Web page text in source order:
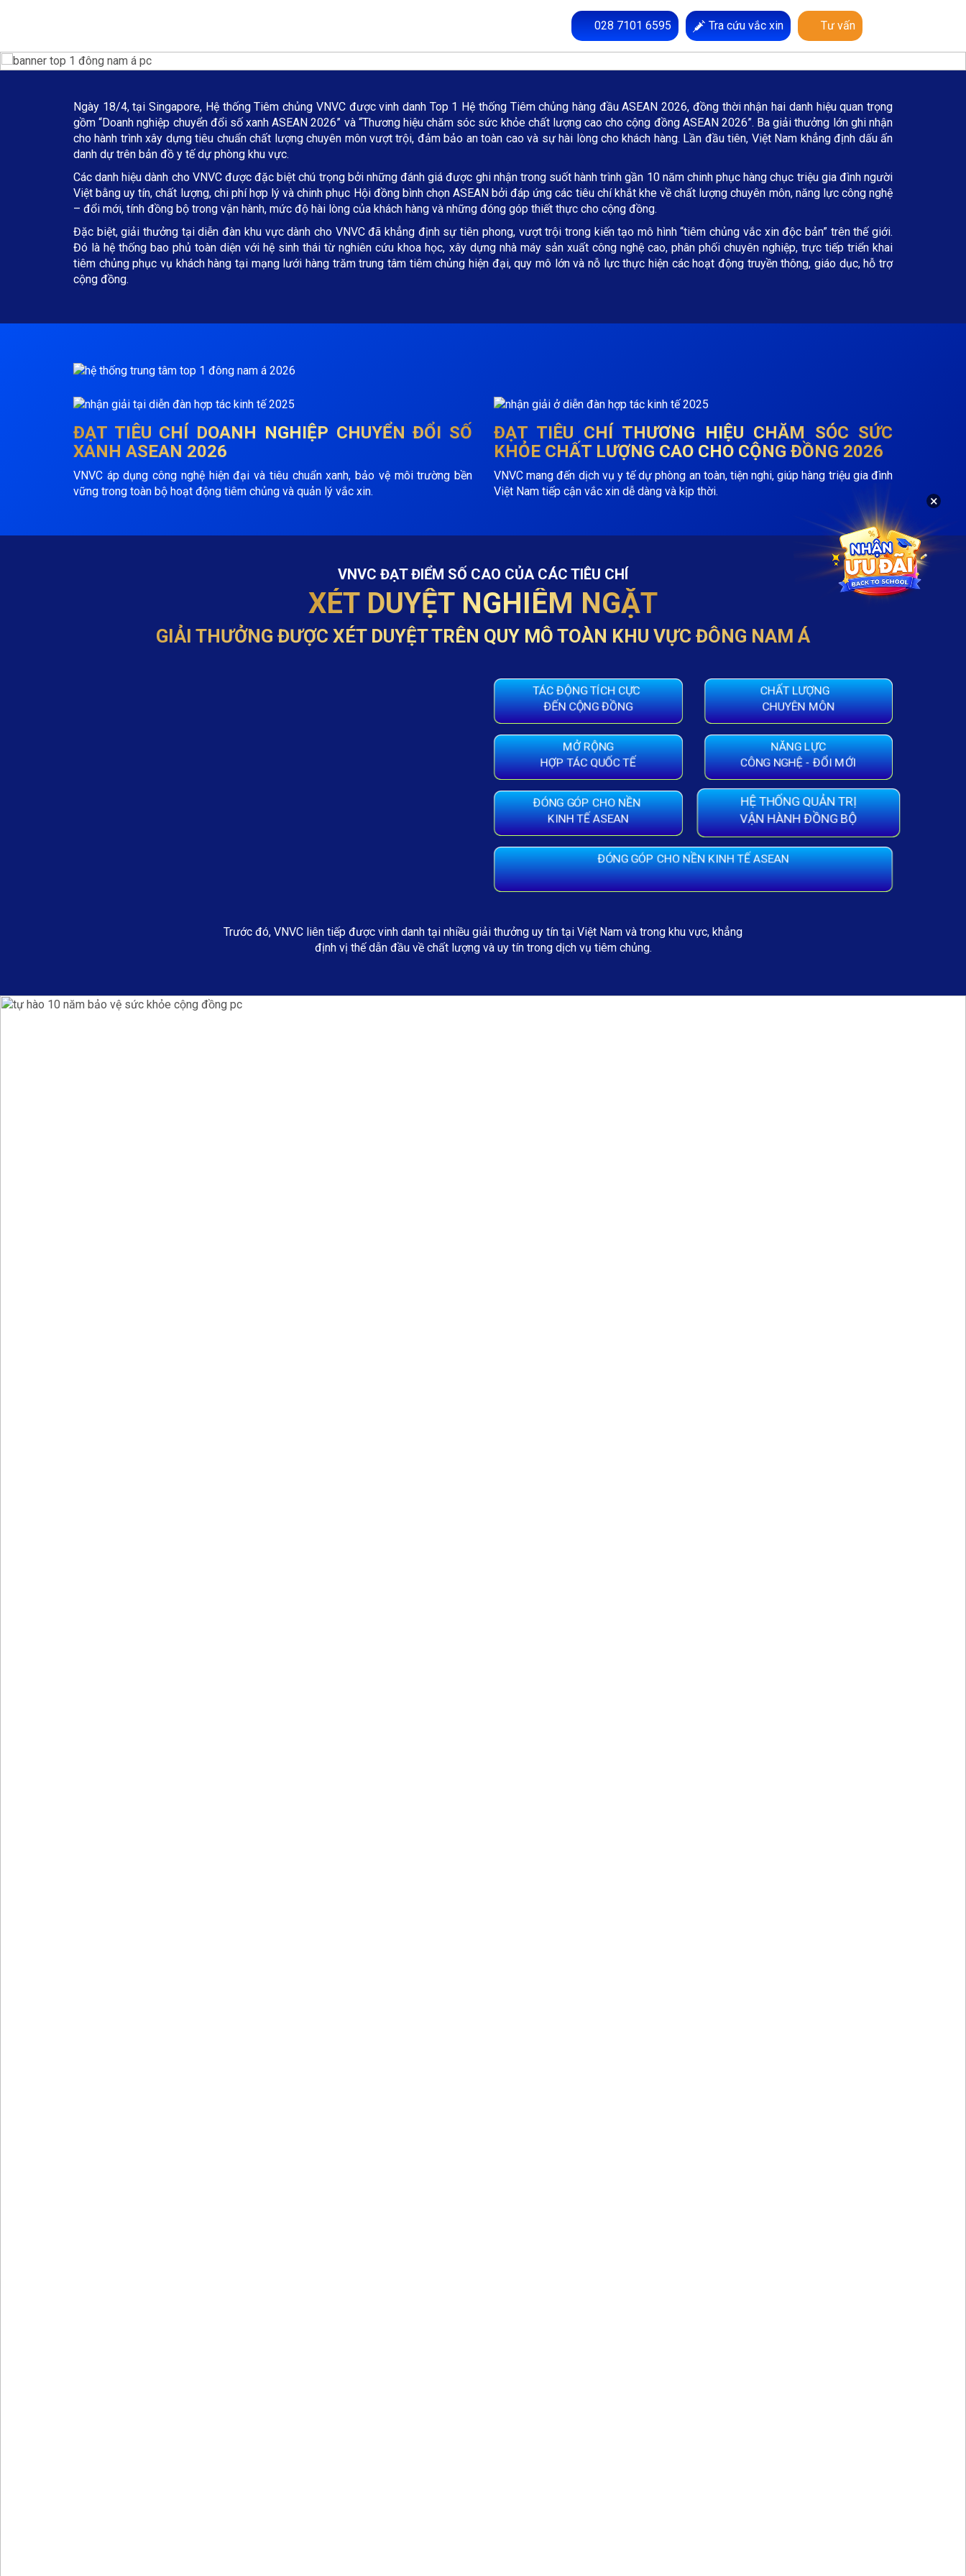
028 7101 6595 Tra cứu vắc xin Tư vấn
Ngày 18/4, tại Singapore, Hệ thống Tiêm chủng VNVC được vinh danh Top 1 Hệ thống Tiêm chủng hàng đầu ASEAN 2026, đồng thời nhận hai danh hiệu quan trọng
gồm “Doanh nghiệp chuyển đổi số xanh ASEAN 2026” và “Thương hiệu chăm sóc sức khỏe chất lượng cao cho cộng đồng ASEAN 2026”. Ba giải thưởng lớn ghi nhận
cho hành trình xây dựng tiêu chuẩn chất lượng chuyên môn vượt trội, đảm bảo an toàn cao và sự hài lòng cho khách hàng. Lần đầu tiên, Việt Nam khẳng định dấu ấn
danh dự trên bản đồ y tế dự phòng khu vực.
Các danh hiệu dành cho VNVC được đặc biệt chú trọng bởi những đánh giá được ghi nhận trong suốt hành trình gần 10 năm chinh phục hàng chục triệu gia đình người
Việt bằng uy tín, chất lượng, chi phí hợp lý và chinh phục Hội đồng bình chọn ASEAN bởi đáp ứng các tiêu chí khắt khe về chất lượng chuyên môn, năng lực công nghệ
– đổi mới, tính đồng bộ trong vận hành, mức độ hài lòng của khách hàng và những đóng góp thiết thực cho cộng đồng.
Đặc biệt, giải thưởng tại diễn đàn khu vực dành cho VNVC đã khẳng định sự tiên phong, vượt trội trong kiến tạo mô hình “tiêm chủng vắc xin độc bản” trên thế giới.
Đó là hệ thống bao phủ toàn diện với hệ sinh thái từ nghiên cứu khoa học, xây dựng nhà máy sản xuất công nghệ cao, phân phối chuyên nghiệp, trực tiếp triển khai
tiêm chủng phục vụ khách hàng tại mạng lưới hàng trăm trung tâm tiêm chủng hiện đại, quy mô lớn và nỗ lực thực hiện các hoạt động truyền thông, giáo dục, hỗ trợ
cộng đồng.
ĐẠT TIÊU CHÍ DOANH NGHIỆP CHUYỂN ĐỔI SỐ
XANH ASEAN 2026
VNVC áp dụng công nghệ hiện đại và tiêu chuẩn xanh, bảo vệ môi trường bền
vững trong toàn bộ hoạt động tiêm chủng và quản lý vắc xin.
ĐẠT TIÊU CHÍ THƯƠNG HIỆU CHĂM SÓC SỨC
KHỎE CHẤT LƯỢNG CAO CHO CỘNG ĐỒNG 2026
VNVC mang đến dịch vụ y tế dự phòng an toàn, tiện nghi, giúp hàng triệu gia đình
Việt Nam tiếp cận vắc xin dễ dàng và kịp thời.
VNVC ĐẠT ĐIỂM SỐ CAO CỦA CÁC TIÊU CHÍ
XÉT DUYỆT NGHIÊM NGẶT
GIẢI THƯỞNG ĐƯỢC XÉT DUYỆT TRÊN QUY MÔ TOÀN KHU VỰC ĐÔNG NAM Á
TÁC ĐỘNG TÍCH CỰC
ĐẾN CỘNG ĐỒNG
CHẤT LƯỢNG
CHUYÊN MÔN
MỞ RỘNG
HỢP TÁC QUỐC TẾ
NĂNG LỰC
CÔNG NGHỆ - ĐỔI MỚI
ĐÓNG GÓP CHO NỀN
KINH TẾ ASEAN
HỆ THỐNG QUẢN TRỊ
VẬN HÀNH ĐỒNG BỘ
ĐÓNG GÓP CHO NỀN KINH TẾ ASEAN
Trước đó, VNVC liên tiếp được vinh danh tại nhiều giải thưởng uy tín tại Việt Nam và trong khu vực, khẳng
định vị thế dẫn đầu về chất lượng và uy tín trong dịch vụ tiêm chủng.
×